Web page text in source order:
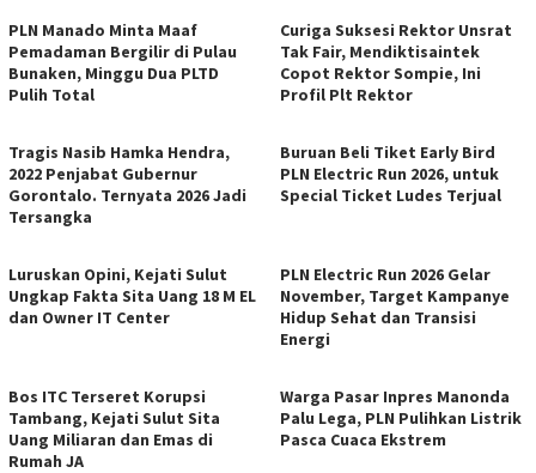
PLN Manado Minta Maaf
Pemadaman Bergilir di Pulau
Bunaken, Minggu Dua PLTD
Pulih Total
Curiga Suksesi Rektor Unsrat
Tak Fair, Mendiktisaintek
Copot Rektor Sompie, Ini
Profil Plt Rektor
Tragis Nasib Hamka Hendra,
2022 Penjabat Gubernur
Gorontalo. Ternyata 2026 Jadi
Tersangka
Buruan Beli Tiket Early Bird
PLN Electric Run 2026, untuk
Special Ticket Ludes Terjual
Luruskan Opini, Kejati Sulut
Ungkap Fakta Sita Uang 18 M EL
dan Owner IT Center
PLN Electric Run 2026 Gelar
November, Target Kampanye
Hidup Sehat dan Transisi
Energi
Bos ITC Terseret Korupsi
Tambang, Kejati Sulut Sita
Uang Miliaran dan Emas di
Rumah JA
Warga Pasar Inpres Manonda
Palu Lega, PLN Pulihkan Listrik
Pasca Cuaca Ekstrem